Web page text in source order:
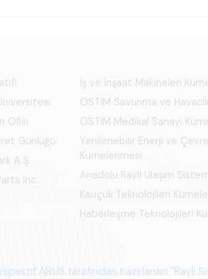
ARUS tarafından hazırlanan "Raylı
Ofisi
Günlüğü
A.Ş.
Inc.
İş ve İnşaat Makineleri
OSTİM Savunma ve
OSTİM Medikal Sanayi
Yenilenebilir Enerji ve
Kümelenmesi
Anadolu Raylı Ulaşım
Kauçuk Teknolojileri
Haberleşme Teknolojileri